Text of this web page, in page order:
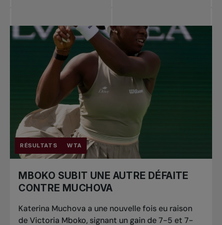
RÉSULTATS WTA
MBOKO SUBIT UNE AUTRE DÉFAITE
CONTRE MUCHOVA
Katerina Muchova a une nouvelle fois eu raison
de Victoria Mboko, signant un gain de 7-5 et 7-